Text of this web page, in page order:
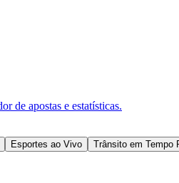
de apostas e estatísticas.
Esportes ao Vivo Trânsito em Tempo